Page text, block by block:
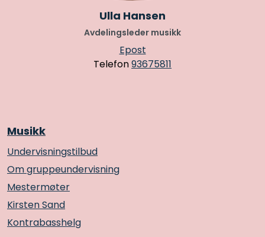
Ulla Hansen
Avdelingsleder musikk
Epost
Telefon93675811
Musikk
Undervisningstilbud
Om gruppeundervisning
Mestermøter
Kirsten Sand
Kontrabasshelg